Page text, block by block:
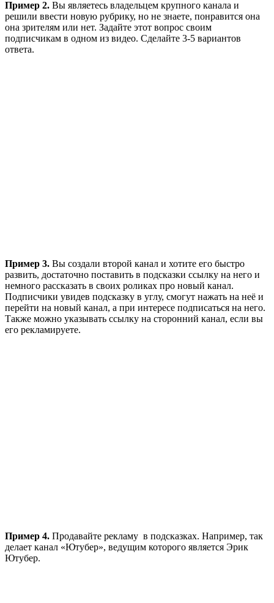
Пример 2. Вы являетесь владельцем крупного канала и
решили ввести новую рубрику, но не знаете, понравится она
она зрителям или нет. Задайте этот вопрос своим
подписчикам в одном из видео. Сделайте 3-5 вариантов
ответа.
Пример 3. Вы создали второй канал и хотите его быстро
развить, достаточно поставить в подсказки ссылку на него и
немного рассказать в своих роликах про новый канал.
Подписчики увидев подсказку в углу, смогут нажать на неё и
перейти на новый канал, а при интересе подписаться на него.
Также можно указывать ссылку на сторонний канал, если вы
его рекламируете.
Пример 4. Продавайте рекламу в подсказках. Например, так
делает канал «Ютубер», ведущим которого является Эрик
Ютубер.